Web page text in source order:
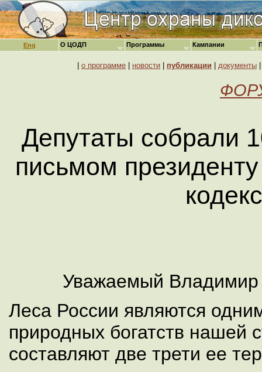
Eng
о программе новости публикации документы
Депутаты собрали
письмом
Уважаемый
Леса России являются
природных богатств нашей
составляют две трети ее
О ЦОДП Программы Кампании